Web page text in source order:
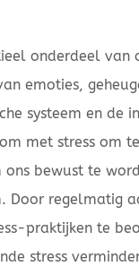
onderdeel
emoties,
systeem en de
met stress om
bewust te
Door regelmatig
praktijken te
stress